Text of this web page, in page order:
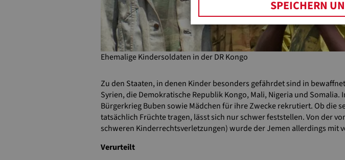
Ehemalige Kindersoldaten in der DR Kongo
Zu den Staaten, in denen Kinder besonders gefährdet sind in
Syrien, die Demokratische Republik Kongo, Mali, Nigeria und
Bürgerkrieg Buben sowie Mädchen für ihre Zwecke rekrutiert. Ob die
tatsächlich Früchte tragen, lässt sich nur schwer feststellen. Von der
schweren Kinderrechtsverletzungen) wurde der Jemen allerdings mit
Verurteilt
SPEICHERN